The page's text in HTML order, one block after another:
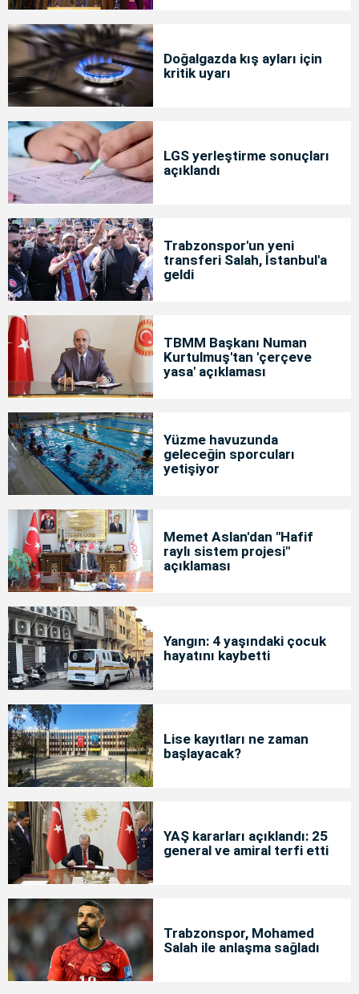
Doğalgazda kış ayları için
kritik uyarı
LGS yerleştirme sonuçları
açıklandı
Trabzonspor'un yeni
transferi Salah, İstanbul'a
geldi
TBMM Başkanı Numan
Kurtulmuş'tan 'çerçeve
yasa' açıklaması
Yüzme havuzunda
geleceğin sporcuları
yetişiyor
Memet Aslan'dan "Hafif
raylı sistem projesi"
açıklaması
Yangın: 4 yaşındaki çocuk
hayatını kaybetti
Lise kayıtları ne zaman
başlayacak?
YAŞ kararları açıklandı: 25
general ve amiral terfi etti
Trabzonspor, Mohamed
Salah ile anlaşma sağladı